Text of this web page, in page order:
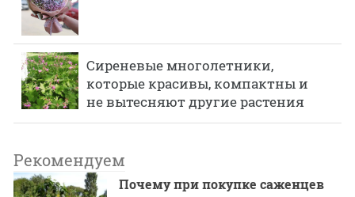
Сиреневые многолетники,
которые красивы, компактны и
не вытесняют другие растения
Рекомендуем
Почему при покупке саженцев